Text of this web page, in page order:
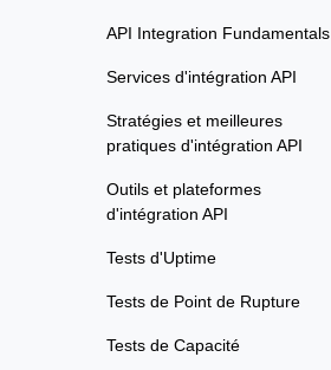
API Integration Fundamentals
Services d'intégration API
Stratégies et meilleures
pratiques d'intégration API
Outils et plateformes
d'intégration API
Tests d'Uptime
Tests de Point de Rupture
Tests de Capacité